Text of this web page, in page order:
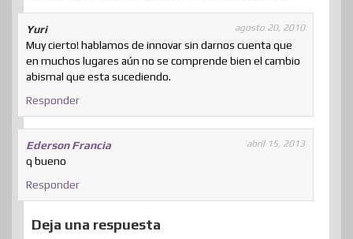
Yuri agosto 20, 2010
Muy cierto! hablamos de innovar sin darnos cuenta que
en muchos lugares aún no se comprende bien el cambio
abismal que esta sucediendo.
Responder
Ederson Francia abril 15, 2013
q bueno
Responder
Deja una respuesta